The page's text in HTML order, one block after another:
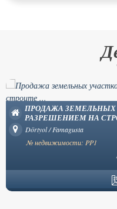
ИНВЕСТИЦИЯ
В РАССРОЧКУ С